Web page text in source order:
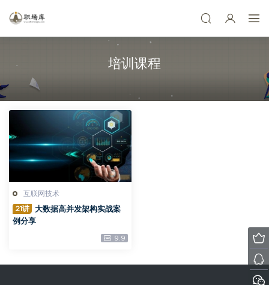
培训课程
互联网技术
21讲
大数据高并发架构实战案
例分享
9.9